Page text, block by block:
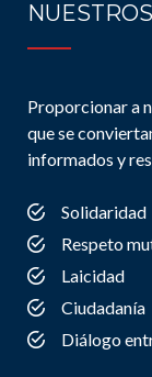
Proporcionar a
que se
informados y
Solidaridad
Respeto
Laicidad
Ciudadanía
Diálogo